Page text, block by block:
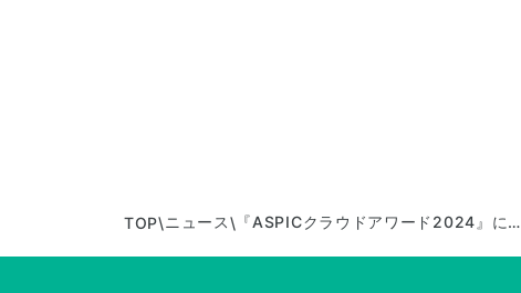
TOP\ ニュース\ 『ASPICクラウドアワード2024』に…